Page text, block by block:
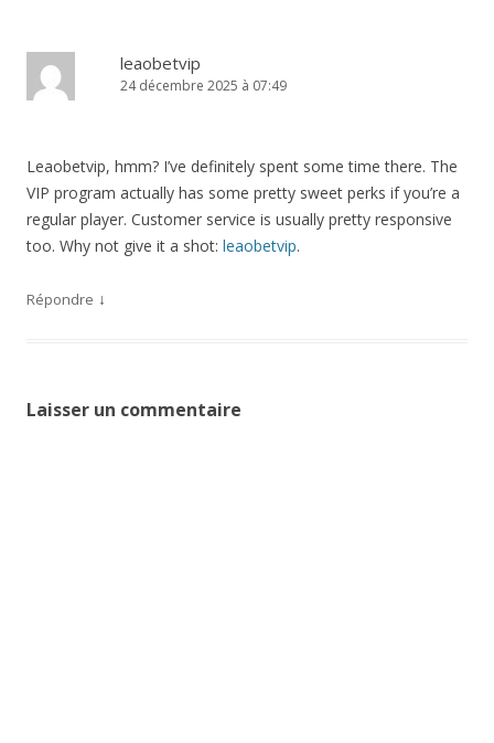
leaobetvip
24 décembre 2025 à 07:49
Leaobetvip, hmm? I’ve definitely spent some time there. The
VIP program actually has some pretty sweet perks if you’re a
regular player. Customer service is usually pretty responsive
too. Why not give it a shot: leaobetvip.
Répondre ↓
Laisser un commentaire